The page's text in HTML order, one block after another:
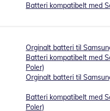
Batteri kompatibelt med
Orginalt batteri til
Batteri kompatibelt med
Poler)
Orginalt batteri til
Batteri kompatibelt med
Poler)